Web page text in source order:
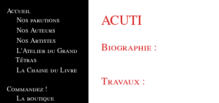
Accueil
Nos parutions
Nos Auteurs
Nos Artistes
L'Atelier du Grand
Tétras
La Chaine du Livre
Commandez !
La boutique
ACUTI
Biographie :
Travaux :